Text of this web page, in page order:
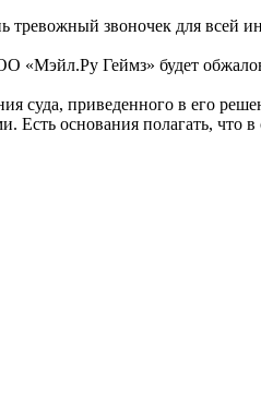
тревожный звоночек для всей
«Мэйл.Ру Геймз» будет
суда, приведенного в его
Есть основания полагать,